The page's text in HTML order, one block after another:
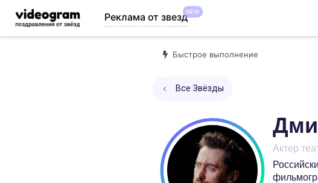
Реклама от звездNEW
Быстрое выполнение
Все Звёзды
Актер